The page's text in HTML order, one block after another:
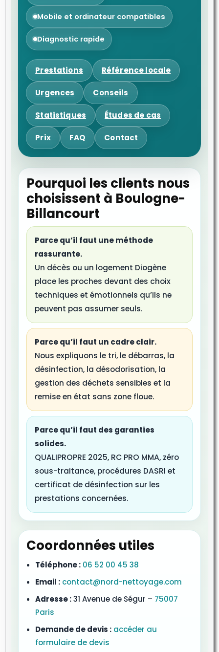
Mobile et ordinateur compatibles
Diagnostic rapide
Prestations Référence locale
Urgences Conseils
Statistiques Études de cas
Prix FAQ Contact
Pourquoi les clients nous
choisissent à Boulogne-
Billancourt
Parce qu’il faut une méthode
rassurante.
Un décès ou un logement Diogène
place les proches devant des choix
techniques et émotionnels qu’ils ne
peuvent pas assumer seuls.
Parce qu’il faut un cadre clair.
Nous expliquons le tri, le débarras, la
désinfection, la désodorisation, la
gestion des déchets sensibles et la
remise en état sans zone floue.
Parce qu’il faut des garanties
solides.
QUALIPROPRE 2025, RC PRO MMA, zéro
sous-traitance, procédures DASRI et
certificat de désinfection sur les
prestations concernées.
Coordonnées utiles
Téléphone : 06 52 00 45 38
Email : contact@nord-nettoyage.com
Adresse :31 Avenue de Ségur – 75007
Paris
Demande de devis : accéder au
formulaire de devis